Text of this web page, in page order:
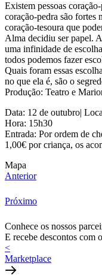
Existem pessoas
coração-pedra são fortes
coração-tesoura que
Alma decidiu ser papel.
uma infinidade de
todos podemos fazer
Quais foram essas
no que ela é, são o
Produção: Teatro e
Data: 12 de outubro|
Hora: 15h30
Entrada: Por ordem de
1,00€ por criança, os
Mapa
Anterior
Próximo
Conhece os nossos
E recebe descontos com
<
Marketplace